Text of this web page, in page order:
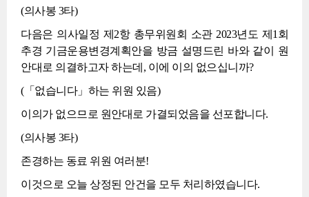
(의사봉 3타)
다음은 의사일정 제2항 총무위원회 소관 2023년도 제1회
추경 기금운용변경계획안을 방금 설명드린 바와 같이 원
안대로 의결하고자 하는데, 이에 이의 없으십니까?
(「없습니다」하는 위원 있음)
이의가 없으므로 원안대로 가결되었음을 선포합니다.
(의사봉 3타)
존경하는 동료 위원 여러분!
이것으로 오늘 상정된 안건을 모두 처리하였습니다.